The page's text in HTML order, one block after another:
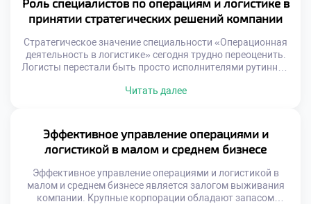
стандартов является фундаментом профессиональной
компетентности будущего специалиста. Стандартизация
обеспечивает предсказуемость […]
Роль специалистов по операциям и логистике в
принятии стратегических решений компании
Стратегическое значение специальности «Операционная
деятельность в логистике» сегодня трудно переоценить.
Логисты перестали быть просто исполнителями рутинных
формирования стратегии развития бизнеса.
возможностей любая стратегия обречена на провал.
Современный рынок требует скорости и гибкости от
компаний. Конкурентное преимущество создается […]
Читать далее
Эффективное управление операциями и
логистикой в малом и среднем бизнесе
Эффективное управление операциями и логистикой в
малом и среднем бизнесе является залогом выживания
компании. Крупные корпорации обладают запасом